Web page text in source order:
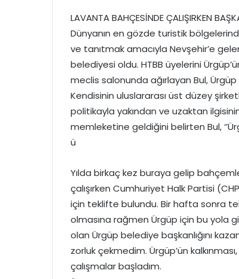
LAVANTA BAHÇESİNDE ÇALIŞIRKEN
Dünyanın en gözde turistik
ve tanıtmak amacıyla Nevşehir’e
belediyesi oldu. HTBB üyelerini
meclis salonunda ağırlayan Bul,
Kendisinin uluslararası üst düzey
politikayla yakından ve uzaktan
memleketine geldiğini belirten Bul,
ü
Yılda birkaç kez buraya gelip
çalışırken Cumhuriyet Halk Partisi
için teklifte bulundu. Bir hafta sonra
olmasına rağmen Ürgüp için bu yola
olan Ürgüp belediye başkanlığını
zorluk çekmedim. Ürgüp’ün
çalışmalar başladım.